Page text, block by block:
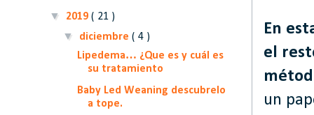
En
el
un
▼ 2019 ( 21 )
▼ diciembre( 4 )
Lipedema… ¿Que es y cuál es
su tratamiento
Baby Led Weaning descubrelo
a tope.